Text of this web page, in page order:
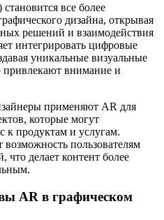
все более
дизайна, открывая
решений и взаимодействия
интегрировать цифровые
уникальные визуальные
привлекают внимание и
применяют AR для
которые могут
к продуктам и услугам.
возможность пользователям
что делает контент более
AR в графическом